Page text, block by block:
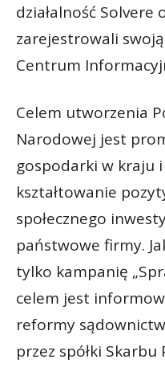
działalność Solvere
zarejestrowali
Centrum
Celem utworzenia
Narodowej jest
gospodarki w kraju
kształtowanie
społecznego
państwowe firmy.
tylko kampanię
celem jest
reformy
przez spółki Skarbu